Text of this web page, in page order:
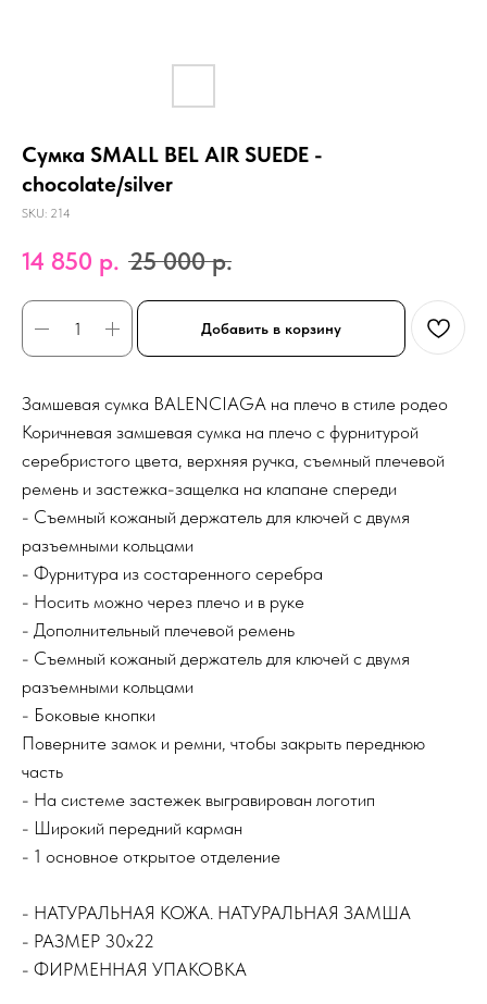
Сумка SMALL BEL AIR SUEDE -
chocolate/silver
SKU: 214
14 850 р. 25 000 р.
Добавить в корзину
Замшевая сумка BALENCIAGA на плечо в стиле родео
Коричневая замшевая сумка на плечо с фурнитурой
серебристого цвета, верхняя ручка, съемный плечевой
ремень и застежка-защелка на клапане спереди
- Съемный кожаный держатель для ключей с двумя
разъемными кольцами
- Фурнитура из состаренного серебра
- Носить можно через плечо и в руке
- Дополнительный плечевой ремень
- Съемный кожаный держатель для ключей с двумя
разъемными кольцами
- Боковые кнопки
Поверните замок и ремни, чтобы закрыть переднюю
часть
- На системе застежек выгравирован логотип
- Широкий передний карман
- 1 основное открытое отделение
- НАТУРАЛЬНАЯ КОЖА. НАТУРАЛЬНАЯ ЗАМША
- РАЗМЕР 30х22
- ФИРМЕННАЯ УПАКОВКА